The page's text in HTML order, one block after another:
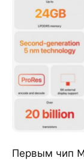
Первым чип